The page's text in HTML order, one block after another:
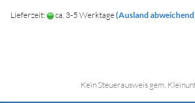
Lieferzeit: ca. 3-5 Werktage(Ausland
Kein Steuerausweis gem.